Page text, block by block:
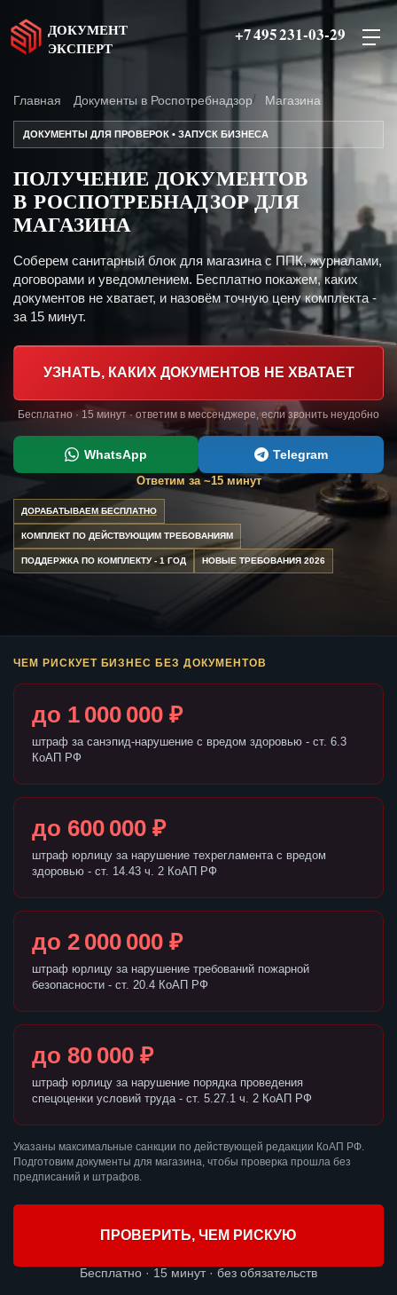
ДОКУМЕНТ
ЭКСПЕРТ
+7 495 231-03-29
Главная Документы в Роспотребнадзор Магазина
ДОКУМЕНТЫ ДЛЯ ПРОВЕРОК • ЗАПУСК БИЗНЕСА
ПОЛУЧЕНИЕ ДОКУМЕНТОВ
В РОСПОТРЕБНАДЗОР ДЛЯ
МАГАЗИНА
Соберем санитарный блок для магазина с ППК, журналами,
договорами и уведомлением. Бесплатно покажем, каких
документов не хватает, и назовём точную цену комплекта -
за 15 минут.
УЗНАТЬ, КАКИХ ДОКУМЕНТОВ НЕ ХВАТАЕТ
Бесплатно · 15 минут · ответим в мессенджере, если звонить неудобно
WhatsApp Telegram
Ответим за ~15 минут
ДОРАБАТЫВАЕМ БЕСПЛАТНО
КОМПЛЕКТ ПО ДЕЙСТВУЮЩИМ ТРЕБОВАНИЯМ
ПОДДЕРЖКА ПО КОМПЛЕКТУ - 1 ГОД НОВЫЕ ТРЕБОВАНИЯ 2026
ЧЕМ РИСКУЕТ БИЗНЕС БЕЗ ДОКУМЕНТОВ
до 1 000 000 ₽
штраф за санэпид-нарушение с вредом здоровью - ст. 6.3
КоАП РФ
до 600 000 ₽
штраф юрлицу за нарушение техрегламента с вредом
здоровью - ст. 14.43 ч. 2 КоАП РФ
до 2 000 000 ₽
штраф юрлицу за нарушение требований пожарной
безопасности - ст. 20.4 КоАП РФ
до 80 000 ₽
штраф юрлицу за нарушение порядка проведения
спецоценки условий труда - ст. 5.27.1 ч. 2 КоАП РФ
Указаны максимальные санкции по действующей редакции КоАП РФ.
Подготовим документы для магазина, чтобы проверка прошла без
предписаний и штрафов.
ПРОВЕРИТЬ, ЧЕМ РИСКУЮ
Бесплатно · 15 минут · без обязательств